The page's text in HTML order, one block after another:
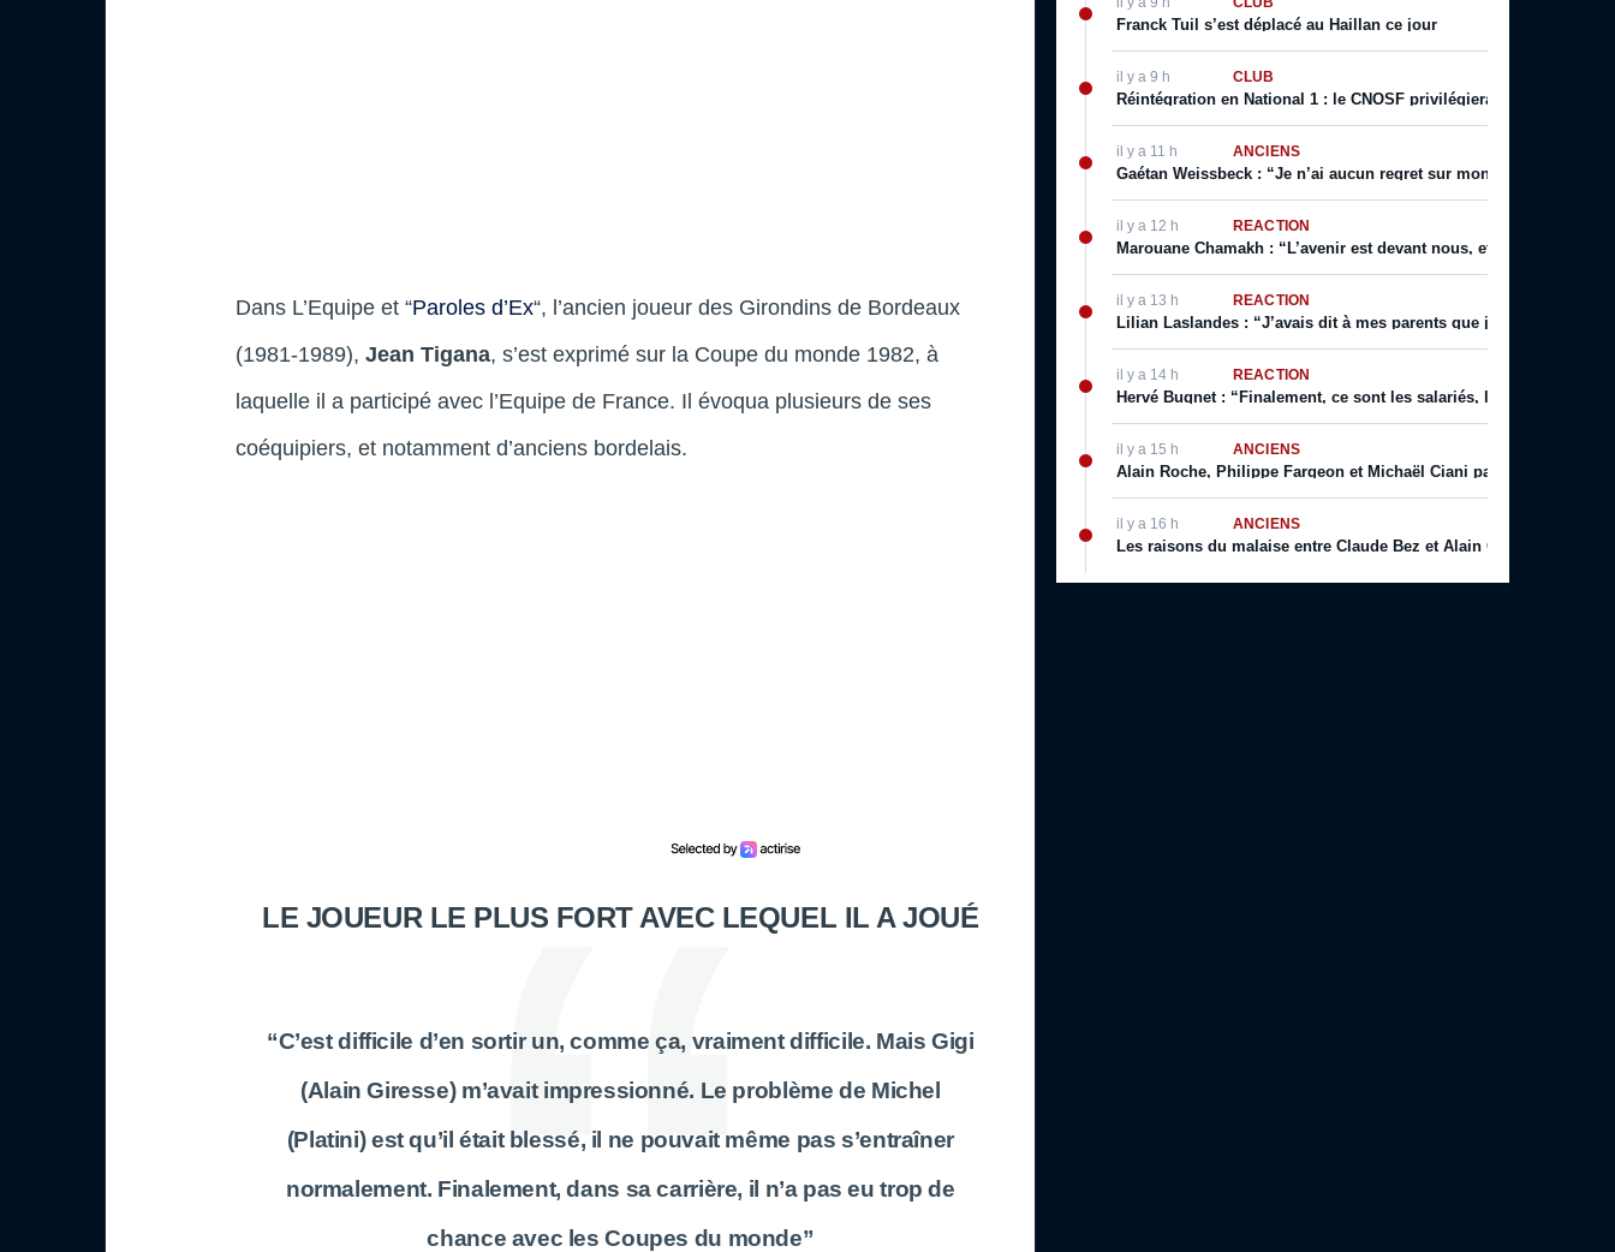
Dans L’Equipe et “Paroles d’Ex“, l’ancien joueur des Girondins de Bordeaux
(1981-1989), Jean Tigana, s’est exprimé sur la Coupe du monde 1982, à
laquelle il a participé avec l’Equipe de France. Il évoqua plusieurs de ses
coéquipiers, et notamment d’anciens bordelais.
LE JOUEUR LE PLUS FORT AVEC LEQUEL IL A JOUÉ
“C’est difficile d’en sortir un, comme ça, vraiment difficile. Mais Gigi
(Alain Giresse) m’avait impressionné. Le problème de Michel
(Platini) est qu’il était blessé, il ne pouvait même pas s’entraîner
normalement. Finalement, dans sa carrière, il n’a pas eu trop de
chance avec les Coupes du monde”
Franck Tuil s’est déplacé au Haillan ce jour
il y a 9 h CLUB
Réintégration en National 1 : le CNOSF privilégierait un retour
il y a 11 h ANCIENS
Gaétan Weissbeck : “Je n’ai aucun regret sur mon choix qui a été
il y a 12 h RÉACTION
Marouane Chamakh : “L’avenir est devant nous, et je serai bientôt
il y a 13 h RÉACTION
Lilian Laslandes : “J’avais dit à mes parents que j’allais
il y a 14 h RÉACTION
Hervé Bugnet : “Finalement, ce sont les salariés, les supporters,
il y a 15 h ANCIENS
Alain Roche, Philippe Fargeon et Michaël Ciani parlent de leur
il y a 16 h ANCIENS
Les raisons du malaise entre Claude Bez et Alain Giresse